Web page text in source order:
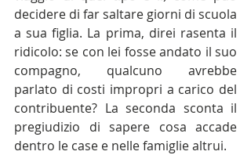
decidere di far saltare giorni di scuola
a sua figlia. La prima, direi rasenta il
ridicolo: se con lei fosse andato il suo
compagno, qualcuno avrebbe
parlato di costi impropri a carico del
contribuente? La seconda sconta il
pregiudizio di sapere cosa accade
dentro le case e nelle famiglie altrui.